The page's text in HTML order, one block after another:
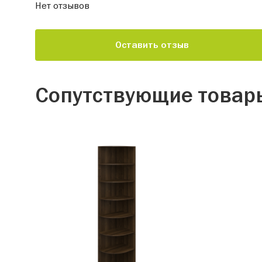
Нет отзывов
Оставить отзыв
Сопутствующие